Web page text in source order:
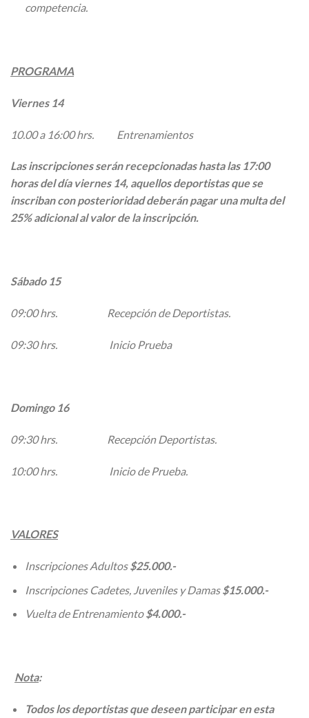
competencia.
PROGRAMA
Viernes 14
10.00 a 16:00 hrs. Entrenamientos
Las inscripciones serán recepcionadas hasta las 17:00
horas del día viernes 14, aquellos deportistas que se
inscriban con posterioridad deberán pagar una multa del
25% adicional al valor de la inscripción.
Sábado 15
09:00 hrs. Recepción de Deportistas.
09:30 hrs. Inicio Prueba
Domingo 16
09:30 hrs. Recepción Deportistas.
10:00 hrs. Inicio de Prueba.
VALORES
Inscripciones Adultos$25.000.-
Inscripciones Cadetes, Juveniles y Damas $15.000.-
Vuelta de Entrenamiento$4.000.-
Nota:
Todos los deportistas que deseen participar en esta